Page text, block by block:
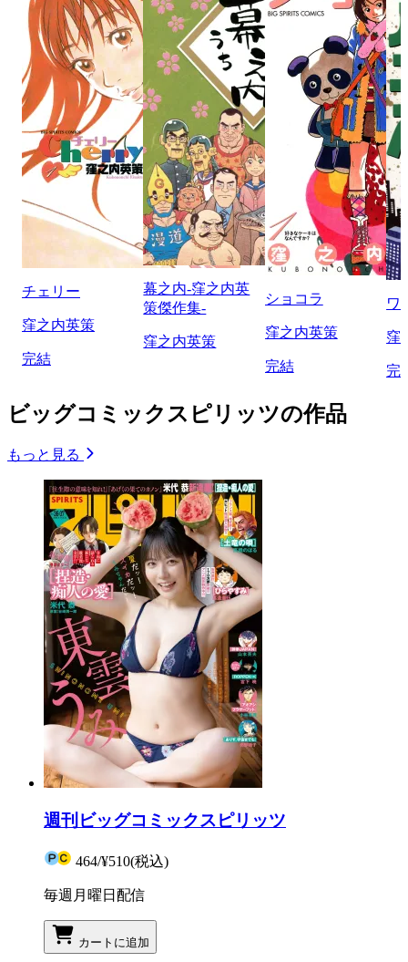
チェリー
窪之内英策
完結
幕之内-窪之内英
策傑作集-
窪之内英策
ショコラ
窪之内英策
完結
ワ
窪
完
ビッグコミックスピリッツの作品
もっと見る
週刊ビッグコミックスピリッツ
464/¥510(税込)
毎週月曜日配信
カートに追加